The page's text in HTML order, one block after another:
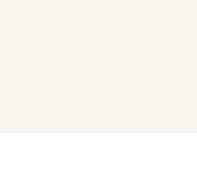
protégés par la loi. Pour toute
scénographies (théâtre,